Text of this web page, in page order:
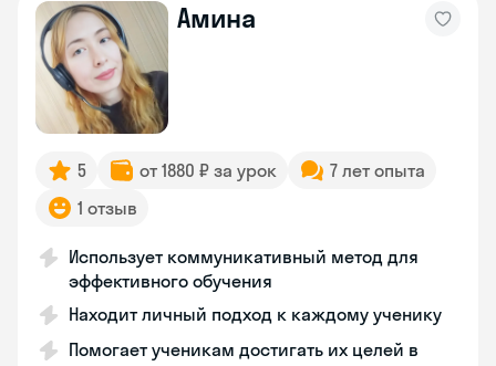
Амина
5 от 1880 ₽ за урок
7 лет опыта
1 отзыв
Использует коммуникативный метод для
эффективного обучения
Находит личный подход к каждому ученику
Помогает ученикам достигать их целей в